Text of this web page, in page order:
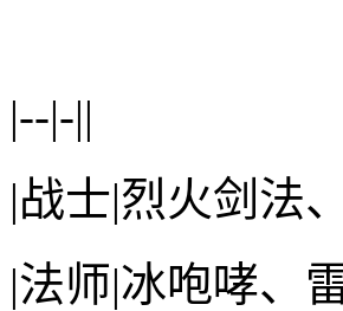
|--|-||
|战士|烈火剑法
|法师|冰咆哮、